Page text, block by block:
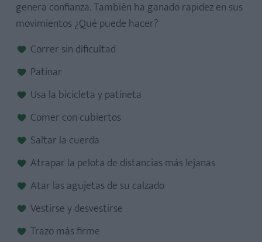
genera confianza. También ha ganado rapidez en sus
movimientos ¿Qué puede hacer?
Correr sin dificultad
Patinar
Usa la bicicleta y patineta
Comer con cubiertos
Saltar la cuerda
Atrapar la pelota de distancias más lejanas
Atar las agujetas de su calzado
Vestirse y desvestirse
Trazo más firme